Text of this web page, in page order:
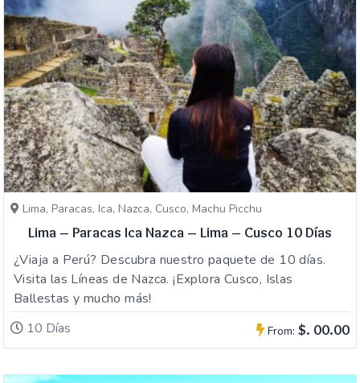
Lima, Paracas, Ica, Nazca, Cusco, Machu Picchu
Lima – Paracas Ica Nazca – Lima – Cusco 10 Días
¿Viaja a Perú? Descubra nuestro paquete de 10 días.
Visita las Líneas de Nazca. ¡Explora Cusco, Islas
Ballestas y mucho más!
10 Días
From: $. 00.00